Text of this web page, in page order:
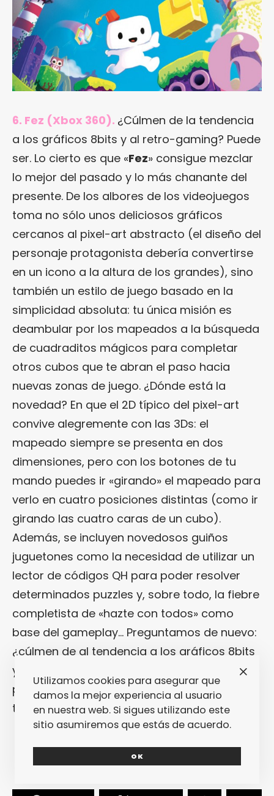
6. Fez (Xbox 360). ¿Cúlmen de la tendencia
a los gráficos 8bits y al retro-gaming? Puede
ser. Lo cierto es que «Fez» consigue mezclar
lo mejor del pasado y lo más chanante del
presente. De los albores de los videojuegos
toma no sólo unos deliciosos gráficos
cercanos al pixel-art abstracto (el diseño del
personaje protagonista debería convertirse
en un icono a la altura de los grandes), sino
también un estilo de juego basado en la
simplicidad absoluta: tu única misión es
deambular por los mapeados a la búsqueda
de cuadraditos mágicos para completar
otros cubos que te abran el paso hacia
nuevas zonas de juego. ¿Dónde está la
novedad? En que el 2D típico del pixel-art
convive alegremente con las 3Ds: el
mapeado siempre se presenta en dos
dimensiones, pero con los botones de tu
mando puedes ir «girando» el mapeado para
verlo en cuatro posiciones distintas (como ir
girando las cuatro caras de un cubo).
Además, se incluyen novedosos guiños
juguetones como la necesidad de utilizar un
lector de códigos QH para poder resolver
determinados puzzles y, sobre todo, la fiebre
completista de «hazte con todos» como
base del gameplay… Preguntamos de nuevo:
¿cúlmen de al tendencia a los gráficos 8bits
y al retro-gaming? Va a ser que sí. ¿Y el
principio de una saga? Esperamos que
también.
1 2 PRÓXIMA PÁGINA
Utilizamos cookies para asegurar que
damos la mejor experiencia al usuario
en nuestra web. Si sigues utilizando este
sitio asumiremos que estás de acuerdo.
OK